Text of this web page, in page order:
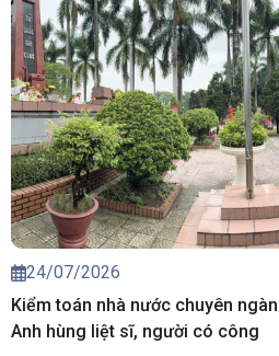
24/07/2026
Kiểm toán nhà nước chuyên
Anh hùng liệt sĩ, người có công